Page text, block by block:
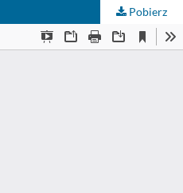
Pobierz